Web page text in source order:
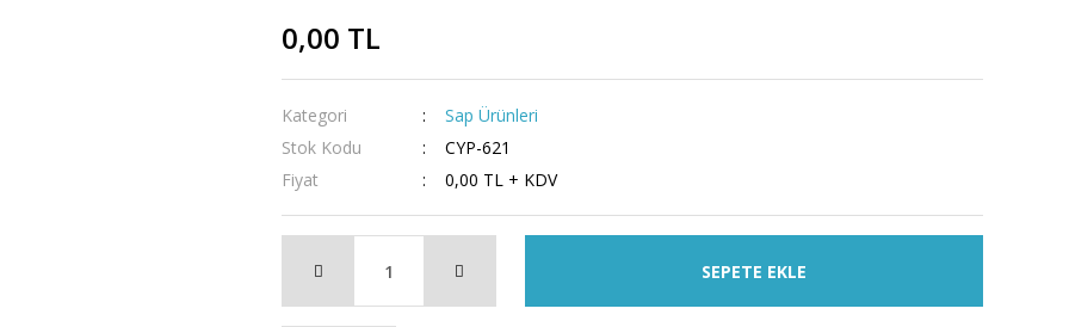
0,00 TL
Kategori
Sap Ürünleri
Stok Kodu
CYP-621
Fiyat
0,00 TL + KDV
SEPETE EKLE